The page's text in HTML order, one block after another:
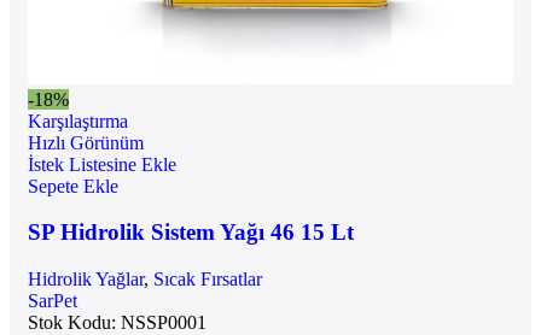
-18%
Karşılaştırma
Hızlı Görünüm
İstek Listesine Ekle
Sepete Ekle
SP Hidrolik Sistem Yağı 46 15 Lt
Hidrolik Yağlar, Sıcak Fırsatlar
SarPet
Stok Kodu: NSSP0001